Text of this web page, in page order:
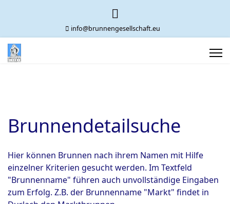
info@brunnengesellschaft.eu
Brunnendetailsuche
Hier können Brunnen nach ihrem Namen mit Hilfe
einzelner Kriterien gesucht werden. Im Textfeld
"Brunnenname" führen auch unvollständige Eingaben
zum Erfolg. Z.B. der Brunnenname "Markt" findet in